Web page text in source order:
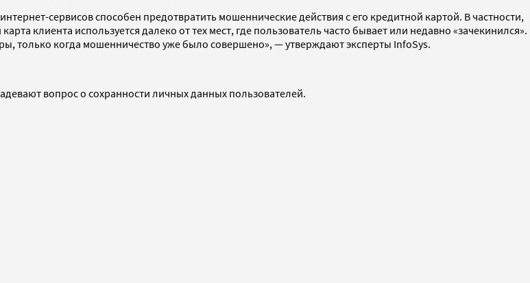
сервисов способен предотвратить мошеннические действия с его кредитной картой. В частности,
клиента используется далеко от тех мест, где пользователь часто бывает или недавно «зачекинился».
только когда мошенничество уже было совершено», — утверждают эксперты InfoSys.
вопрос о сохранности личных данных пользователей.